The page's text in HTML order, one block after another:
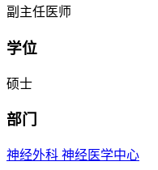
副主任医师
学位
硕士
部门
神经外科 神经医学中心